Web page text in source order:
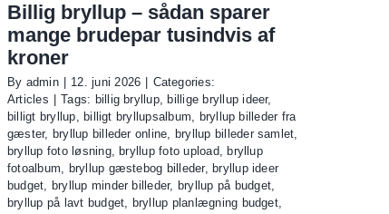
Billig bryllup – sådan sparer
mange brudepar tusindvis af
kroner
By admin 12. juni 2026
Categories:
Articles
Tags: billig bryllup, billige bryllup ideer,
billigt bryllup, billigt bryllupsalbum, bryllup billeder fra
gæster, bryllup billeder online, bryllup billeder samlet,
bryllup foto løsning, bryllup foto upload, bryllup
fotoalbum, bryllup gæstebog billeder, bryllup ideer
budget, bryllup minder billeder, bryllup på budget,
bryllup på lavt budget, bryllup planlægning budget,